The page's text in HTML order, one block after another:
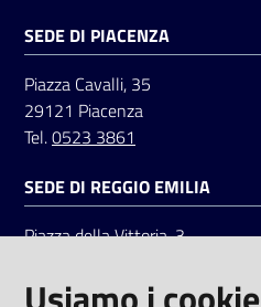
SEDE DI PIACENZA
Piazza Cavalli, 35
29121 Piacenza
Tel.0523 3861
SEDE DI REGGIO EMILIA
Piazza della Vittoria, 3
Tel.0522 7961